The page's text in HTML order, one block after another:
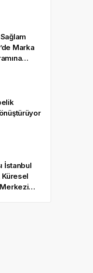
Marka
İstanbul
Küresel